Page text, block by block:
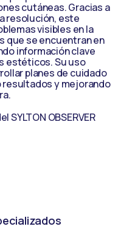
cutáneas. Gracias a
resolución, este
visibles en la
que se encuentran en
información clave
estéticos. Su uso
planes de cuidado
y mejorando
OBSERVER